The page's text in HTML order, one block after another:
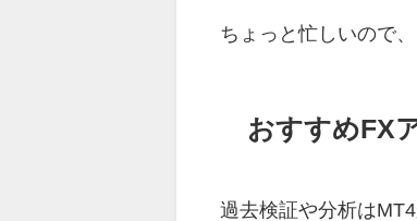
ちょっと忙しいので
おすすめFX
過去検証や分析は